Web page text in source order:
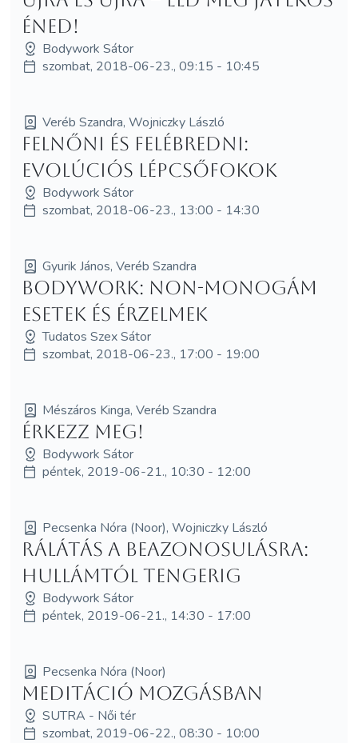
éned!
Bodywork Sátor
szombat, 2018-06-23., 09:15 - 10:45
Veréb Szandra, Wojniczky László
Felnőni és felébredni:
Evolúciós lépcsőfokok
Bodywork Sátor
szombat, 2018-06-23., 13:00 - 14:30
Gyurik János, Veréb Szandra
Bodywork: Non-monogám
esetek és érzelmek
Tudatos Szex Sátor
szombat, 2018-06-23., 17:00 - 19:00
Mészáros Kinga, Veréb Szandra
Érkezz meg!
Bodywork Sátor
péntek, 2019-06-21., 10:30 - 12:00
Pecsenka Nóra (Noor), Wojniczky László
Rálátás a beazonosulásra:
hullámtól tengerig
Bodywork Sátor
péntek, 2019-06-21., 14:30 - 17:00
Pecsenka Nóra (Noor)
Meditáció Mozgásban
SUTRA - Női tér
szombat, 2019-06-22., 08:30 - 10:00